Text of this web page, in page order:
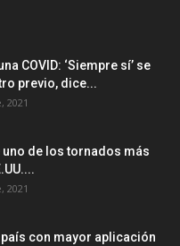
COVID: ‘Siempre sí’ se
previo, dice...
2021
uno de los tornados más
2021
con mayor aplicación